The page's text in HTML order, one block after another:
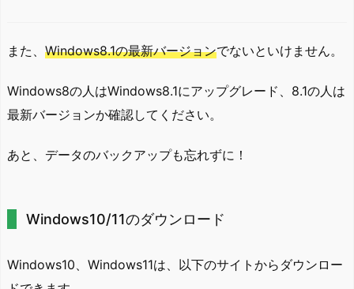
また、 Windows8.1の最新バージョンでないといけません。
Windows8の人はWindows8.1にアップグレード、8.1の人は
最新バージョンか確認してください。
あと、データのバックアップも忘れずに！
Windows10/11のダウンロード
Windows10、Windows11は、以下のサイトからダウンロー